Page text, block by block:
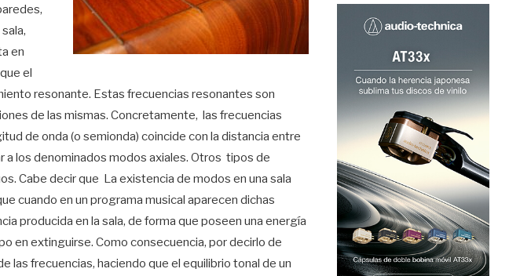
en
el
resonante. Estas frecuencias resonantes son
de las mismas. Concretamente, las frecuencias
de onda (o semionda) coincide con la distancia entre
a los denominados modos axiales. Otros tipos de
Cabe decir que La existencia de modos en una sala
cuando en un programa musical aparecen dichas
producida en la sala, de forma que poseen una energía
en extinguirse. Como consecuencia, por decirlo de
las frecuencias, haciendo que el equilibrio tonal de un